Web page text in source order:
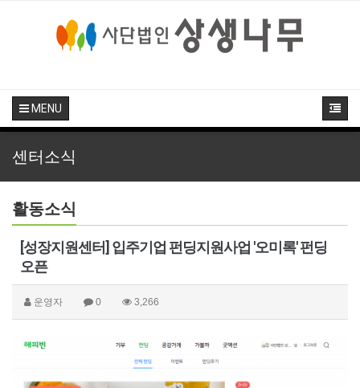
MENU
센터소식
활동소식
[성장지원센터] 입주기업 펀딩지원사업 '오미록' 펀딩
오픈
운영자 0 3,266